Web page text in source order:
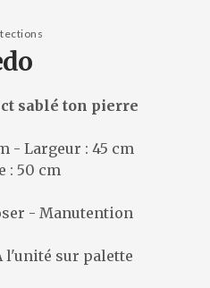
sablé ton pierre
- Largeur : 45 cm
: 50 cm
- Manutention
l'unité sur palette